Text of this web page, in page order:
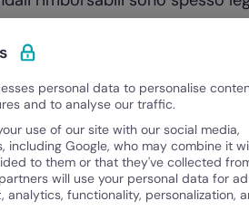
taxi, biglietti del treno o
abbonamenti software,
spese previste dalla policy
sia corretta, il dipendente
fatture o documenti di
la spesa è stata sostenuta e
rimborso spese dei dipendenti
personal data to personalise
and to analyse our traffic.
use of our site with our social media,
including Google, who may combine it
to them or that they've collected
will use your personal data for ad
analytics, functionality, personalization,